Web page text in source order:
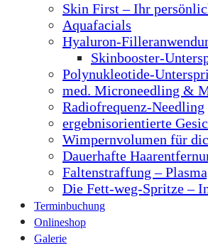
Skin First – Ihr
Aquafacials
Hyaluron-
Skinbooster-
Polynukleotide-
med. Microneedling &
Radiofrequenz-Needling
ergebnisorientierte
Wimpernvolumen für
Dauerhafte
Faltenstraffung –
Die Fett-weg-Spritze –
Terminbuchung
Onlineshop
Galerie